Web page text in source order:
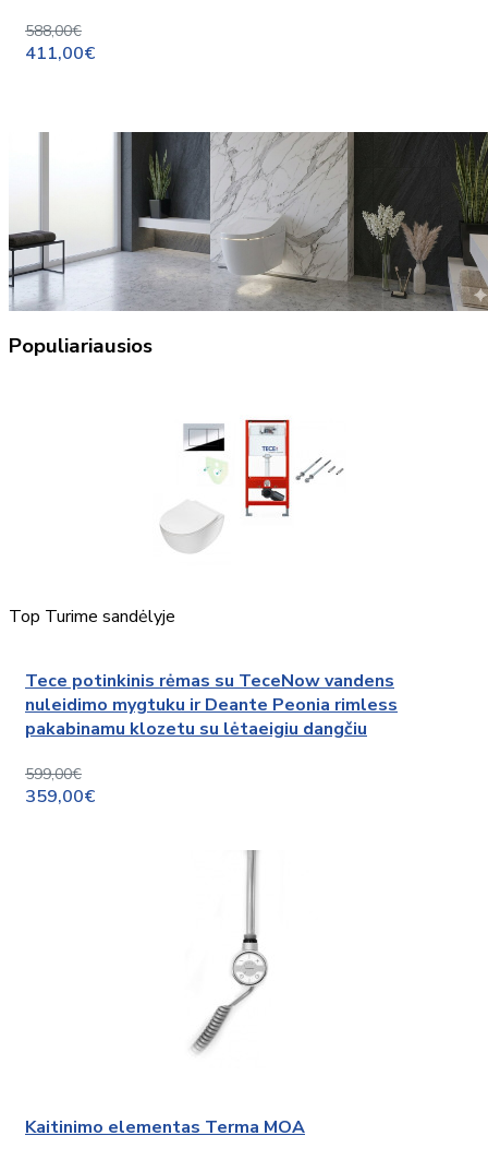
588,00€
411,00€
Populiariausios
Top Turime sandėlyje
Tece potinkinis rėmas su TeceNow vandens
nuleidimo mygtuku ir Deante Peonia rimless
pakabinamu klozetu su lėtaeigiu dangčiu
599,00€
359,00€
Kaitinimo elementas Terma MOA